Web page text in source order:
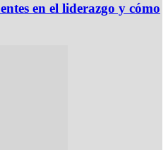
en el liderazgo y cómo